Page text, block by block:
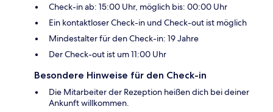
Check-in ab: 15:00 Uhr, möglich bis: 00:00 Uhr
Ein kontaktloser Check-in und Check-out ist möglich
Mindestalter für den Check-in: 19 Jahre
Der Check-out ist um 11:00 Uhr
Besondere Hinweise für den Check-in
Die Mitarbeiter der Rezeption heißen dich bei deiner
Ankunft willkommen.